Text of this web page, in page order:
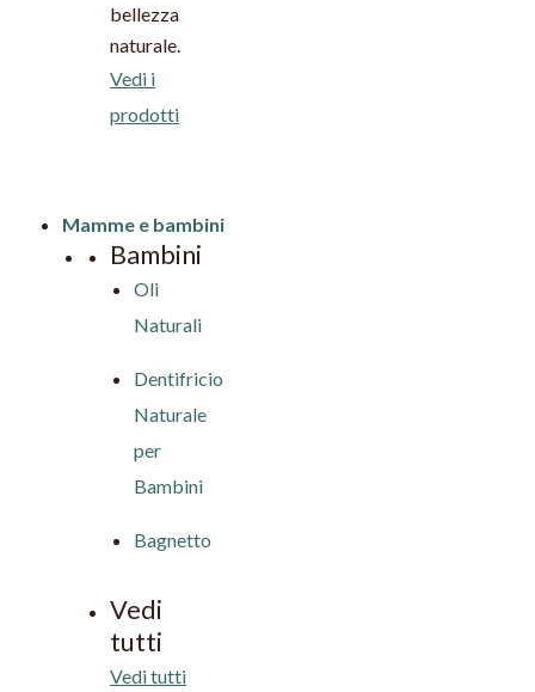
bellezza
naturale.
Vedi i
prodotti
Mamme e bambini
Bambini
Oli
Naturali
Dentifricio
Naturale
per
Bambini
Bagnetto
Vedi
tutti
Vedi tutti